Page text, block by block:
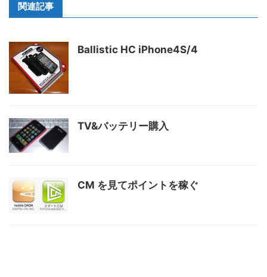
関連記事
Ballistic HC iPhone4S/4
TV&バッテリー購入
CM を見てポイントを稼ぐ